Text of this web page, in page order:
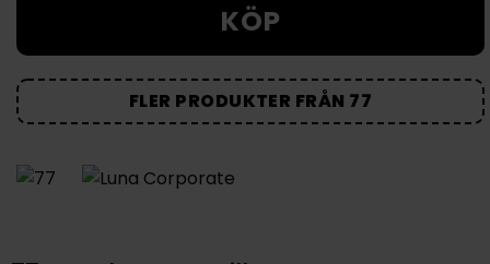
KÖP
FLER PRODUKTER FRÅN 77